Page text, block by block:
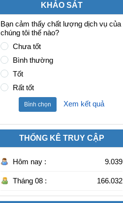
KHẢO SÁT
Bạn cảm thấy chất lượng dịch vụ của
chúng tôi thế nào?
Chưa tốt
Bình thường
Tốt
Rất tốt
Bình chọn Xem kết quả
THỐNG KÊ TRUY CẬP
Hôm nay : 9.039
Tháng 08 : 166.032